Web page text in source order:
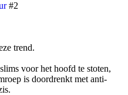
#2
trend.
voor het hoofd te stoten,
is doordrenkt met anti-